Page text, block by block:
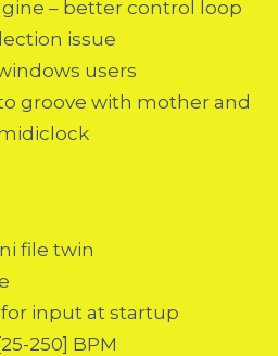
– better control loop
issue
users
groove with mother and
file twin
input at startup
250] BPM